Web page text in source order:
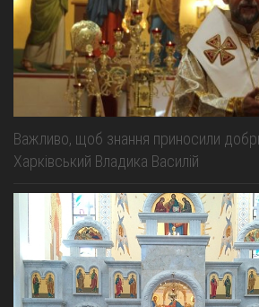
Важливо, щоб знання приносили
Харківський Владика Василій